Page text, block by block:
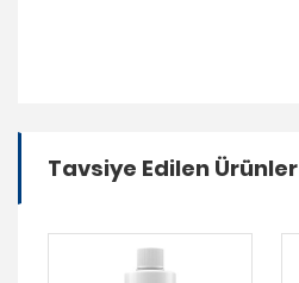
Tavsiye Edilen Ürünler